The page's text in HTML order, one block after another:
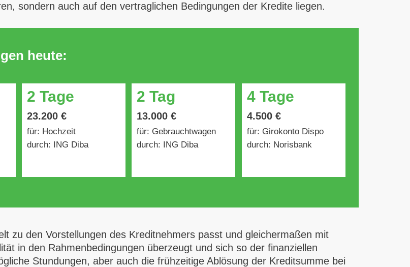
sondern auch auf den vertraglichen Bedingungen der Kredite liegen.
heute:
2 Tage
23.200 €
für: Hochzeit
durch: ING Diba
2 Tag
13.000 €
für: Gebrauchtwagen
durch: ING Diba
4 Tage
4.500 €
für: Girokonto Dispo
durch: Norisbank
zu den Vorstellungen des Kreditnehmers passt und gleichermaßen mit
in den Rahmenbedingungen überzeugt und sich so der finanziellen
Stundungen, aber auch die frühzeitige Ablösung der Kreditsumme bei